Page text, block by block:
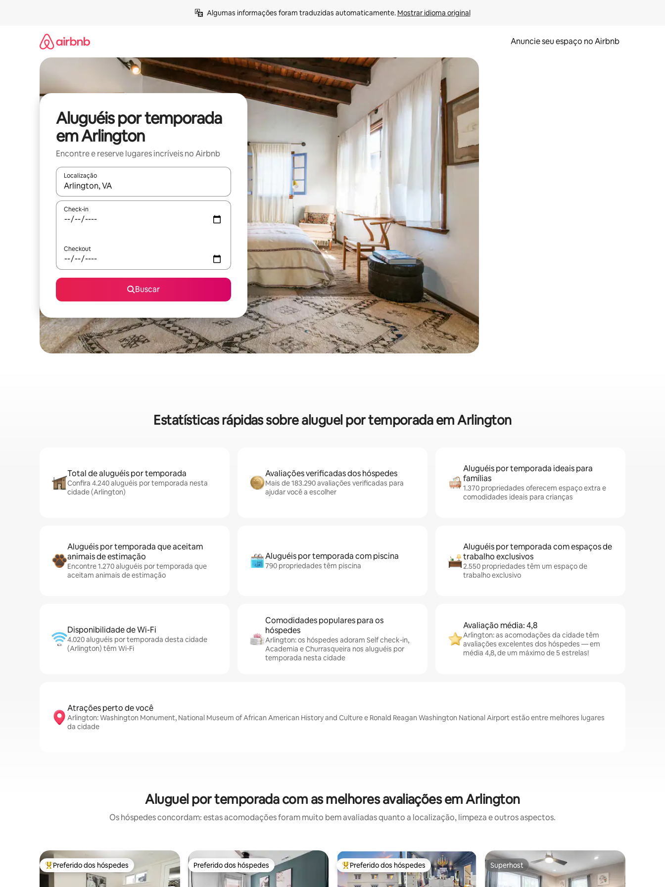
Algumas informações foram traduzidas automaticamente. Mostrar idioma original
Anuncie seu espaço no Airbnb
Aluguéis por temporada
em Arlington
Encontre e reserve lugares incríveis no Airbnb
Localização
Quando os resultados estiverem disponíveis, explore-os usando as seta para cima e para baixo do teclado ou tocando e deslizando o dedo na tela.
Check-in
Checkout
Buscar
Estatísticas rápidas sobre aluguel por temporada em Arlington
Total de aluguéis por temporada
Confira 4.240 aluguéis por temporada nesta
cidade (Arlington)
Avaliações verificadas dos hóspedes
Mais de 183.290 avaliações verificadas para
ajudar você a escolher
Aluguéis por temporada ideais para
famílias
1.370 propriedades oferecem espaço extra e
comodidades ideais para crianças
Aluguéis por temporada que aceitam
animais de estimação
Encontre 1.270 aluguéis por temporada que
aceitam animais de estimação
Aluguéis por temporada com piscina
790 propriedades têm piscina
Aluguéis por temporada com espaços de
trabalho exclusivos
2.550 propriedades têm um espaço de
trabalho exclusivo
Disponibilidade de Wi-Fi
4.020 aluguéis por temporada desta cidade
(Arlington) têm Wi-Fi
Comodidades populares para os
hóspedes
Arlington: os hóspedes adoram Self check-in,
Academia e Churrasqueira nos aluguéis por
temporada nesta cidade
Avaliação média: 4,8
Arlington: as acomodações da cidade têm
avaliações excelentes dos hóspedes — em
média 4,8, de um máximo de 5 estrelas!
Atrações perto de você
Arlington: Washington Monument, National Museum of African American History and Culture e Ronald Reagan Washington National Airport estão entre melhores lugares
da cidade
Aluguel por temporada com as melhores avaliações em Arlington
Os hóspedes concordam: estas acomodações foram muito bem avaliadas quanto a localização, limpeza e outros aspectos.
Entre os melhores preferidos dos hóspedes
Preferido dos hóspedes Preferido dos hóspedes
Preferido dos hóspedes Entre os melhores preferidos dos hóspedes
Preferido dos hóspedes Superhost
Superhost